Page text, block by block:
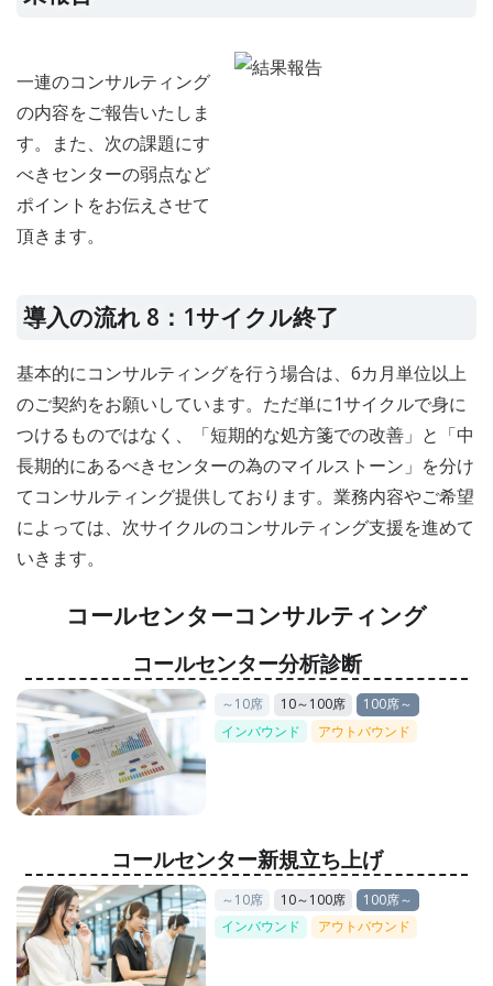
一連のコンサルティング
の内容をご報告いたしま
す。また、次の課題にす
べきセンターの弱点など
ポイントをお伝えさせて
頂きます。
導入の流れ 8：1サイクル終了
基本的にコンサルティングを行う場合は、6カ月単位以上
のご契約をお願いしています。ただ単に1サイクルで身に
つけるものではなく、「短期的な処方箋での改善」と「中
長期的にあるべきセンターの為のマイルストーン」を分け
てコンサルティング提供しております。業務内容やご希望
によっては、次サイクルのコンサルティング支援を進めて
いきます。
コールセンターコンサルティング
コールセンター分析診断
～10席 10～100席
100席～
インバウンド
アウトバウンド
コールセンター新規立ち上げ
～10席 10～100席
100席～
インバウンド
アウトバウンド